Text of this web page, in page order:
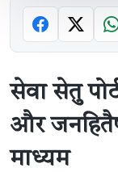
सेवा सेतु
और
माध्यम